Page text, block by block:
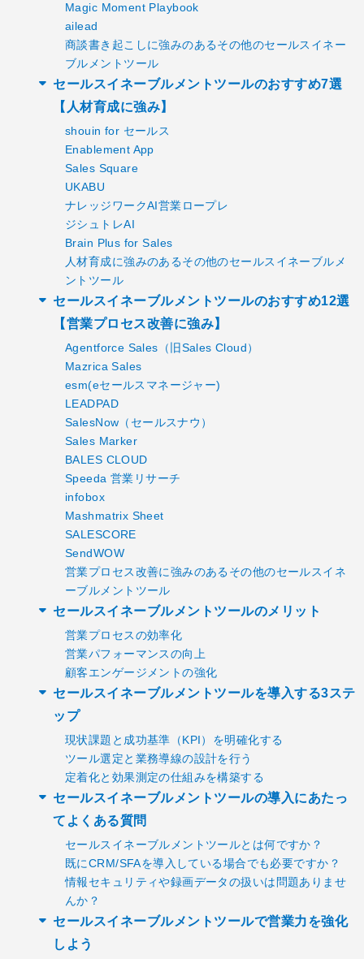
Magic Moment Playbook
ailead
商談書き起こしに強みのあるその他のセールスイネー
ブルメントツール
セールスイネーブルメントツールのおすすめ7選
【人材育成に強み】
shouin for セールス
Enablement App
Sales Square
UKABU
ナレッジワークAI営業ロープレ
ジシュトレAI
Brain Plus for Sales
人材育成に強みのあるその他のセールスイネーブルメ
ントツール
セールスイネーブルメントツールのおすすめ12選
【営業プロセス改善に強み】
Agentforce Sales（旧Sales Cloud）
Mazrica Sales
esm(eセールスマネージャー)
LEADPAD
SalesNow（セールスナウ）
Sales Marker
BALES CLOUD
Speeda 営業リサーチ
infobox
Mashmatrix Sheet
SALESCORE
SendWOW
営業プロセス改善に強みのあるその他のセールスイネ
ーブルメントツール
セールスイネーブルメントツールのメリット
営業プロセスの効率化
営業パフォーマンスの向上
顧客エンゲージメントの強化
セールスイネーブルメントツールを導入する3ステ
ップ
現状課題と成功基準（KPI）を明確化する
ツール選定と業務導線の設計を行う
定着化と効果測定の仕組みを構築する
セールスイネーブルメントツールの導入にあたっ
てよくある質問
セールスイネーブルメントツールとは何ですか？
既にCRM/SFAを導入している場合でも必要ですか？
情報セキュリティや録画データの扱いは問題ありませ
んか？
セールスイネーブルメントツールで営業力を強化
しよう